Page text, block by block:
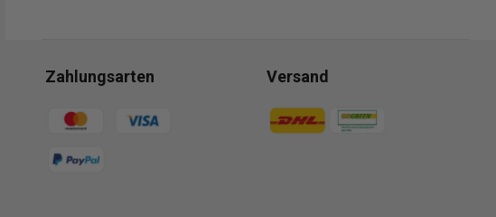
Zahlungsarten
Zahlungsmethoden
Versand
Zahlungsmethoden